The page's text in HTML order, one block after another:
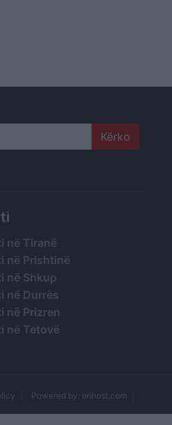
në Tiranë
në Prishtinë
në Shkup
në Durrës
në Prizren
në Tetovë
Powered by: orihost.com